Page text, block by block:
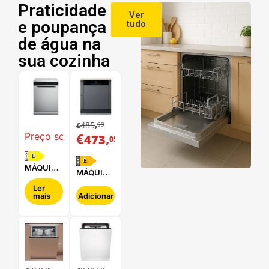
Praticidade
e poupança
de água na
sua cozinha
Ver
tudo
Preço sob consulta
D
MÁQUINA
DE LAVAR
LOUÇA
WHIRLPOOL
- WFC
Ler
mais
€485,99
€473,05
E
MÁQUINA
LOUÇA
HOTPOINT
Adicionar